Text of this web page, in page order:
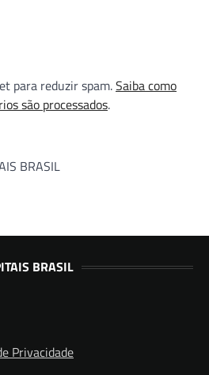
para reduzir spam.Saiba como
são processados.
BRASIL
BRASIL
Privacidade